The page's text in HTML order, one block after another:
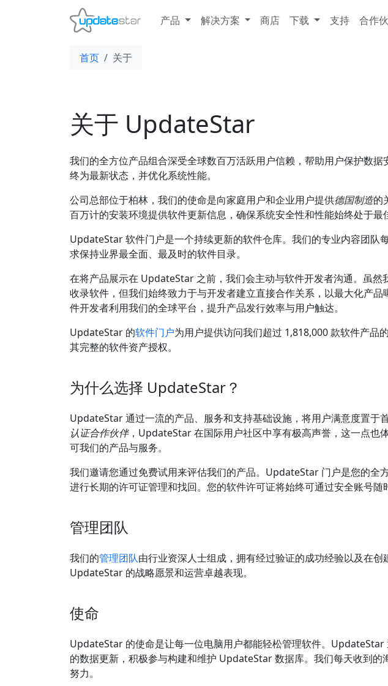
产品 解决方案 商店 下载 支持 合作
首页 关于
关于 UpdateStar
我们的全方位产品组合深受全球数百万活跃用户信赖，帮助用户保护数
终为最新状态，并优化系统性能。
公司总部位于柏林，我们的使命是向家庭用户和企业用户提供德国制造的
百万计的安装环境提供软件更新信息，确保系统安全性和性能始终处于最
UpdateStar 软件门户是一个持续更新的软件仓库。我们的专业内容团队
求保持业界最全面、最及时的软件目录。
在将产品展示在 UpdateStar 之前，我们会主动与软件开发者沟通。虽然
收录软件，但我们始终致力于与开发者建立直接合作关系，以最大化产
件开发者利用我们的全球平台，提升产品发行效率与用户触达。
UpdateStar 的软件门户为用户提供访问我们超过 1,818,000 款软件产
其完整的软件资产授权。
为什么选择 UpdateStar？
UpdateStar 通过一流的产品、服务和支持基础设施，将用户满意度置
认证合作伙伴，UpdateStar 在国际用户社区中享有极高声誉，这一点也
可我们的产品与服务。
我们邀请您通过免费试用来评估我们的产品。UpdateStar 门户是您的
进行长期的许可证管理和找回。您的软件许可证将始终可通过安全账号随
管理团队
我们的管理团队由行业资深人士组成，拥有经过验证的成功经验以及在
UpdateStar 的战略愿景和运营卓越表现。
使命
UpdateStar 的使命是让每一位电脑用户都能轻松管理软件。
的数据更新，积极参与构建和维护 UpdateStar 数据库。我们每天收到
努力。